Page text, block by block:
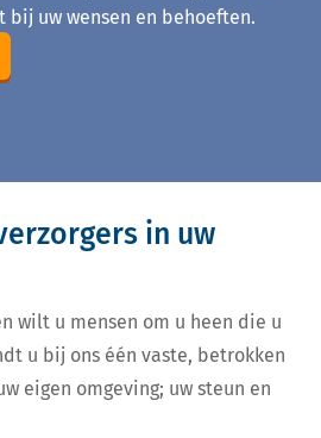
uw wensen en behoeften.
in uw
wilt u mensen om u heen die u
u bij ons één vaste, betrokken
eigen omgeving; uw steun en